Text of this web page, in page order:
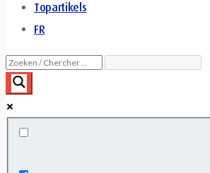
Topartikels
FR